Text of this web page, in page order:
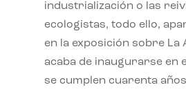
industrialización o las
ecologistas, todo ello,
en la exposición sobre La
acaba de inaugurarse en
se cumplen cuarenta